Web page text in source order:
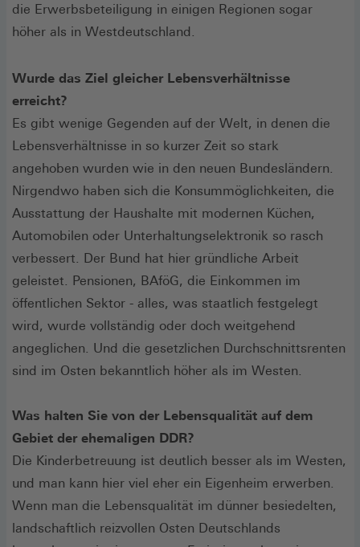
die Erwerbsbeteiligung in einigen Regionen sogar
höher als in Westdeutschland.
Wurde das Ziel gleicher Lebensverhältnisse
erreicht?
Es gibt wenige Gegenden auf der Welt, in denen die
Lebensverhältnisse in so kurzer Zeit so stark
angehoben wurden wie in den neuen Bundesländern.
Nirgendwo haben sich die Konsummöglichkeiten, die
Ausstattung der Haushalte mit modernen Küchen,
Automobilen oder Unterhaltungselektronik so rasch
verbessert. Der Bund hat hier gründliche Arbeit
geleistet. Pensionen, BAföG, die Einkommen im
öffentlichen Sektor - alles, was staatlich festgelegt
wird, wurde vollständig oder doch weitgehend
angeglichen. Und die gesetzlichen Durchschnittsrenten
sind im Osten bekanntlich höher als im Westen.
Was halten Sie von der Lebensqualität auf dem
Gebiet der ehemaligen DDR?
Die Kinderbetreuung ist deutlich besser als im Westen,
und man kann hier viel eher ein Eigenheim erwerben.
Wenn man die Lebensqualität im dünner besiedelten,
landschaftlich reizvollen Osten Deutschlands